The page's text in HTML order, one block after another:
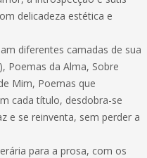
delicadeza estética e
diferentes camadas de sua
Poemas da Alma, Sobre
Mim, Poemas que
cada título, desdobra-se
e se reinventa, sem perder a
para a prosa, com os